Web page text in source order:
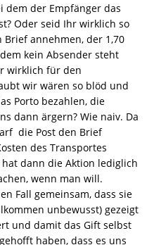
dem der Empfänger das
Oder seid Ihr wirklich so
annehmen, der 1,70
kein Absender steht
wirklich für den
wir wären so blöd und
Porto bezahlen, die
dann ärgern? Wie naiv. Da
die Post den Brief
des Transportes
dann die Aktion lediglich
wenn man will.
Fall gemeinsam, dass sie
unbewusst) gezeigt
und damit das Gift selbst
haben, dass es uns